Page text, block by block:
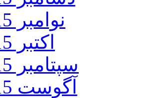
نوامبر 2015
اکتبر 2015
سپتامبر 2015
آگوست 2015